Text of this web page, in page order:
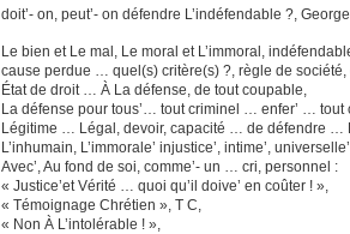
doit’- on, peut’- on défendre L’indéfendable ?,
Le bien et Le mal, Le moral et L’immoral,
cause perdue … quel(s) critère(s) ?, règle de société,
État de droit … À La défense, de tout coupable,
La défense pour tous’… tout criminel … enfer’ … tout
Légitime … Légal, devoir, capacité … de défendre …
L’inhumain, L’immorale’ injustice’, intime’,
Avec’, Au fond de soi, comme’- un … cri, personnel :
« Justice’et Vérité … quoi qu’il doive’ en coûter ! »,
« Témoignage Chrétien », T C,
« Non À L’intolérable ! »,